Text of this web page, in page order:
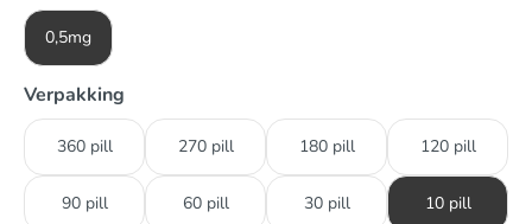
0,5mg
Verpakking
360 pill 270 pill 180 pill 120 pill
90 pill 60 pill 30 pill 10 pill